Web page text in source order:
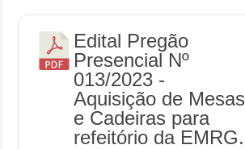
Edital Pregão
Presencial Nº
013/2023 -
Aquisição de Mesas
e Cadeiras para
refeitório da EMRG.